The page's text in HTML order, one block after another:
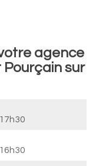
agence
Pourçain sur